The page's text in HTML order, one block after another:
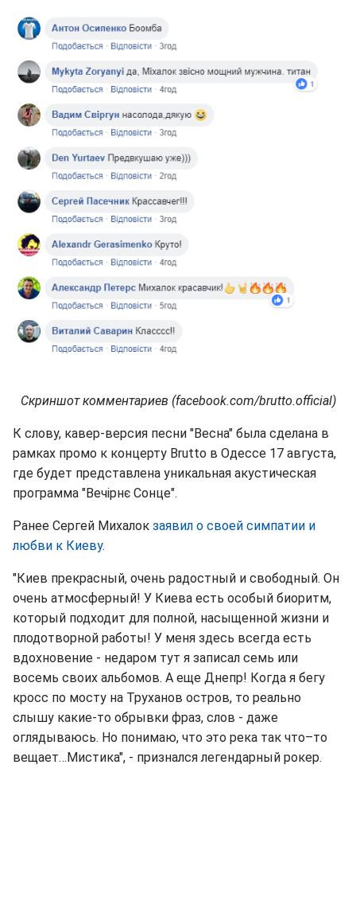
Скриншот комментариев (facebook.com/brutto.official)
К слову, кавер-версия песни "Весна" была сделана в
рамках промо к концерту Brutto в Одессе 17 августа,
где будет представлена уникальная акустическая
программа "Вечірнє Сонце".
Ранее Сергей Михалок заявил о своей симпатии и
любви к Киеву.
"Киев прекрасный, очень радостный и свободный. Он
очень атмосферный! У Киева есть особый биоритм,
который подходит для полной, насыщенной жизни и
плодотворной работы! У меня здесь всегда есть
вдохновение - недаром тут я записал семь или
восемь своих альбомов. А еще Днепр! Когда я бегу
кросс по мосту на Труханов остров, то реально
слышу какие-то обрывки фраз, слов - даже
оглядываюсь. Но понимаю, что это река так что–то
вещает…Мистика", - признался легендарный рокер.